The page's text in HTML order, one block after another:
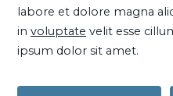
labore et dolore magna
in voluptate velit esse
ipsum dolor sit amet.